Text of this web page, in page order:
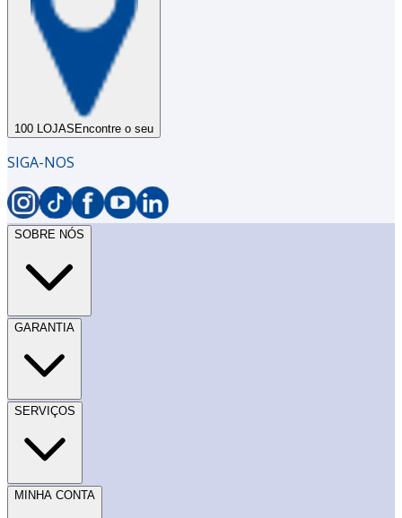
100 LOJAS Encontre o seu
SIGA-NOS
SOBRE NÓS
GARANTIA
SERVIÇOS
MINHA CONTA